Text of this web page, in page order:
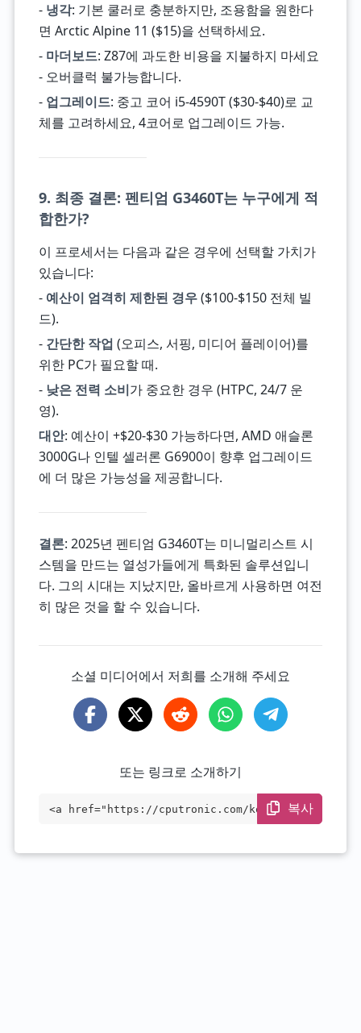
- 냉각: 기본 쿨러로 충분하지만, 조용함을 원한다
면 Arctic Alpine 11 ($15)을 선택하세요.
- 마더보드: Z87에 과도한 비용을 지불하지 마세요
- 오버클럭 불가능합니다.
- 업그레이드: 중고 코어 i5-4590T ($30-$40)로 교
체를 고려하세요, 4코어로 업그레이드 가능.
9. 최종 결론: 펜티엄 G3460T는 누구에게 적
합한가?
이 프로세서는 다음과 같은 경우에 선택할 가치가
있습니다:
- 예산이 엄격히 제한된 경우($100-$150 전체 빌
드).
- 간단한 작업 (오피스, 서핑, 미디어 플레이어)를
위한 PC가 필요할 때.
- 낮은 전력 소비가 중요한 경우 (HTPC, 24/7 운
영).
대안: 예산이 +$20-$30 가능하다면, AMD 애슬론
3000G나 인텔 셀러론 G6900이 향후 업그레이드
에 더 많은 가능성을 제공합니다.
결론: 2025년 펜티엄 G3460T는 미니멀리스트 시
스템을 만드는 열성가들에게 특화된 솔루션입니
다. 그의 시대는 지났지만, 올바르게 사용하면 여전
히 많은 것을 할 수 있습니다.
소셜 미디어에서 저희를 소개해 주세요
또는 링크로 소개하기
<a href="https://cputronic.com/ko/cpu/in
복사